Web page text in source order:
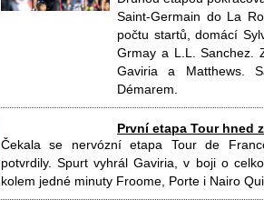
Saint-Germain do La
počtu startů, domácí
Grmay a L.L. Sanchez.
Gaviria a Matthews.
Démarem.
První etapa Tour hned
Čekala se nervózní etapa Tour de
potvrdily. Spurt vyhrál Gaviria, v boji o
kolem jedné minuty Froome, Porte i Nairo